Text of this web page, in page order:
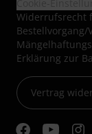
Widerrufsrecht
Bestellvorgang/
Erklärung zur
Vertrag